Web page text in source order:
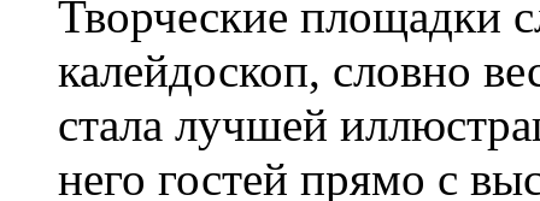
Творческие площадки
калейдоскоп, словно
стала лучшей
него гостей прямо с